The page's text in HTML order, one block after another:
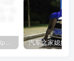
网上分享的 41个vip解析接口 有需要的拿去~ 免费看全网VIP会员视频